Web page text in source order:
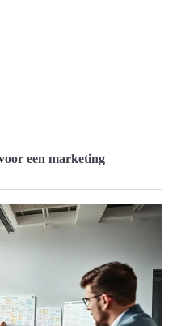
een marketing